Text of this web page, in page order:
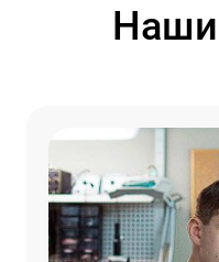
Наши